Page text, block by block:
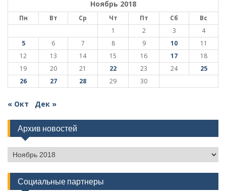
Ноябрь 2018
Пн Вт Ср Чт Пт Сб
Вс
1
2 3
4
5
6 7 8 9 10
11
12
13 14 15 16 17
18
19
20 21 22 23 24
25
26
27 28 29 30
« Окт Дек »
Архив новостей
Архив
новостей
Социальные партнеры